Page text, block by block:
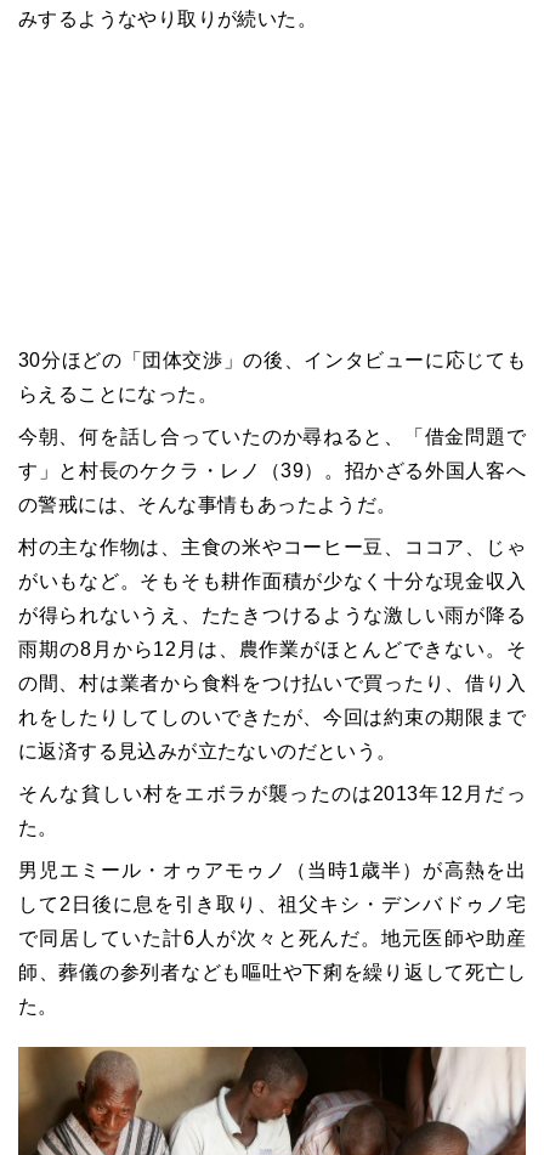
みするようなやり取りが続いた。
30分ほどの「団体交渉」の後、インタビューに応じても
らえることになった。
今朝、何を話し合っていたのか尋ねると、「借金問題で
す」と村長のケクラ・レノ（39）。招かざる外国人客へ
の警戒には、そんな事情もあったようだ。
村の主な作物は、主食の米やコーヒー豆、ココア、じゃ
がいもなど。そもそも耕作面積が少なく十分な現金収入
が得られないうえ、たたきつけるような激しい雨が降る
雨期の8月から12月は、農作業がほとんどできない。そ
の間、村は業者から食料をつけ払いで買ったり、借り入
れをしたりしてしのいできたが、今回は約束の期限まで
に返済する見込みが立たないのだという。
そんな貧しい村をエボラが襲ったのは2013年12月だっ
た。
男児エミール・オゥアモゥノ（当時1歳半）が高熱を出
して2日後に息を引き取り、祖父キシ・デンバドゥノ宅
で同居していた計6人が次々と死んだ。地元医師や助産
師、葬儀の参列者なども嘔吐や下痢を繰り返して死亡し
た。